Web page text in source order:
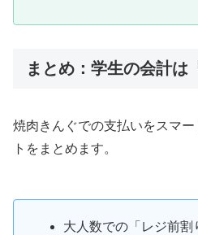
まとめ：学生の会計は
焼肉きんぐでの支払いをスマ
トをまとめます。
大人数での「レジ前割